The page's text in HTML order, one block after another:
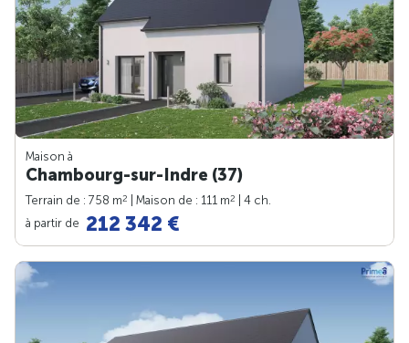
Maison à
Chambourg-sur-Indre (37)
Terrain de : 758 m2 | Maison de : 111 m2
| 4 ch.
à partir de 212 342 €